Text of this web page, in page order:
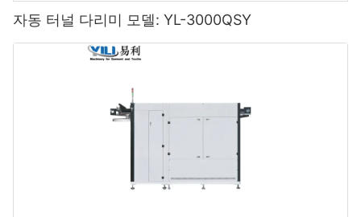
자동 터널 다리미 모델: YL-3000QSY